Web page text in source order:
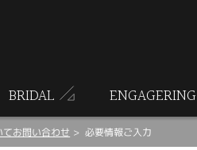
BRIDAL ENGAGERING
お問い合わせ 必要情報ご入力